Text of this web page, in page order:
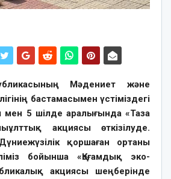
Мәдениет және
бастамасымен үстіміздегі
5 шілде аралығында «Таза
акциясы өткізілуде.
қоршаған ортаны
бойынша «Қоғамдық эко-
акциясы шеңберінде